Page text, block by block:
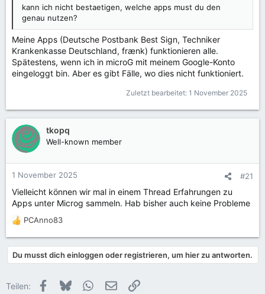
kann ich nicht bestaetigen, welche apps must du den
genau nutzen?
Meine Apps (Deutsche Postbank Best Sign, Techniker
Krankenkasse Deutschland, frænk) funktionieren alle.
Spätestens, wenn ich in microG mit meinem Google-Konto
eingeloggt bin. Aber es gibt Fälle, wo dies nicht funktioniert.
Zuletzt bearbeitet: 1 November 2025
tkopq
Well-known member
1 November 2025 #21
Vielleicht können wir mal in einem Thread Erfahrungen zu
Apps unter Microg sammeln. Hab bisher auch keine Probleme
R
e
a
k
o
PCAnno83
Du musst dich einloggen oder registrieren, um hier zu antworten.
Teilen: Facebook
Bluesky WhatsApp
E-MailLink